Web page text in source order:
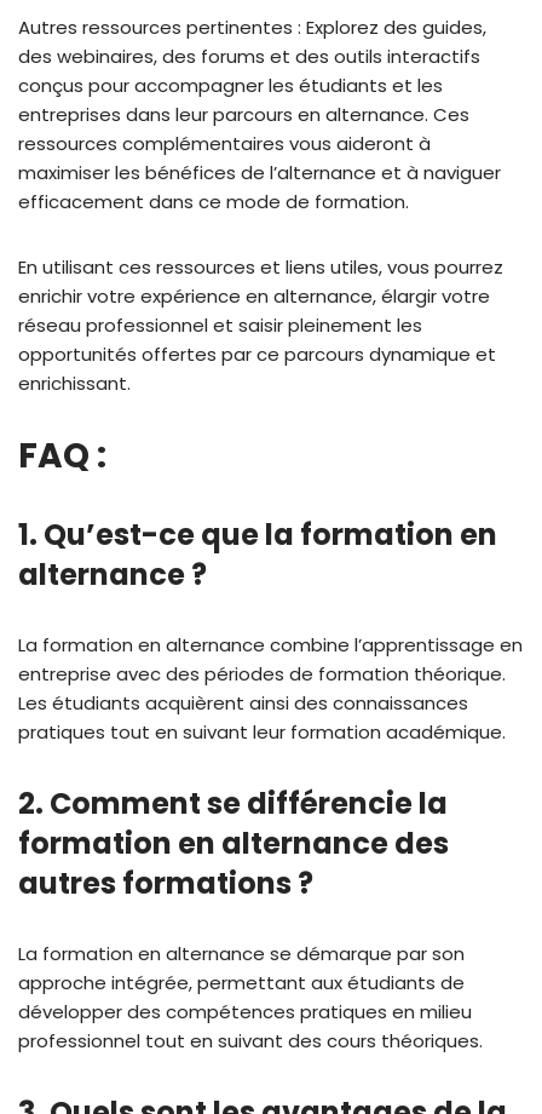
Autres ressources pertinentes : Explorez des guides,
des webinaires, des forums et des outils interactifs
conçus pour accompagner les étudiants et les
entreprises dans leur parcours en alternance. Ces
ressources complémentaires vous aideront à
maximiser les bénéfices de l’alternance et à naviguer
efficacement dans ce mode de formation.
En utilisant ces ressources et liens utiles, vous pourrez
enrichir votre expérience en alternance, élargir votre
réseau professionnel et saisir pleinement les
opportunités offertes par ce parcours dynamique et
enrichissant.
FAQ :
1. Qu’est-ce que la formation en
alternance ?
La formation en alternance combine l’apprentissage en
entreprise avec des périodes de formation théorique.
Les étudiants acquièrent ainsi des connaissances
pratiques tout en suivant leur formation académique.
2. Comment se différencie la
formation en alternance des
autres formations ?
La formation en alternance se démarque par son
approche intégrée, permettant aux étudiants de
développer des compétences pratiques en milieu
professionnel tout en suivant des cours théoriques.